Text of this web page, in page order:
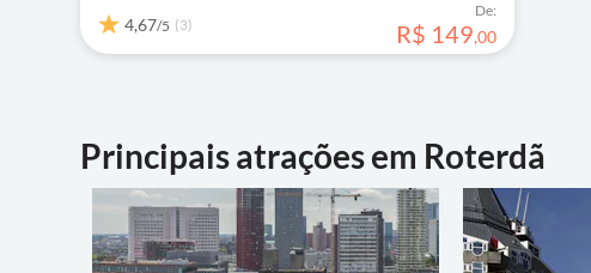
4,67/5 (3)
De:
R$ 149,00
Principais atrações em Roterdã